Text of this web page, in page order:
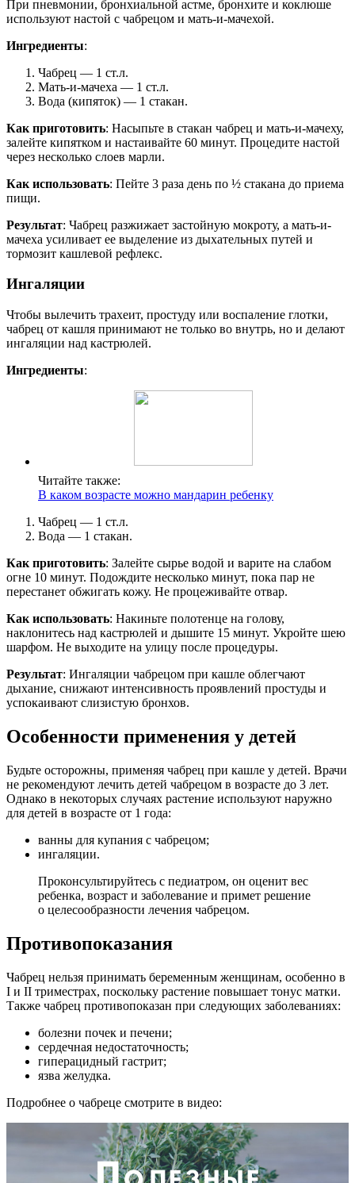
При пневмонии, бронхиальной астме, бронхите и коклюше
используют настой с чабрецом и мать-и-мачехой.
Ингредиенты:
Чабрец — 1 ст.л.
Мать-и-мачеха — 1 ст.л.
Вода (кипяток) — 1 стакан.
Как приготовить: Насыпьте в стакан чабрец и мать-и-мачеху,
залейте кипятком и настаивайте 60 минут. Процедите настой
через несколько слоев марли.
Как использовать: Пейте 3 раза день по ½ стакана до приема
пищи.
Результат: Чабрец разжижает застойную мокроту, а мать-и-
мачеха усиливает ее выделение из дыхательных путей и
тормозит кашлевой рефлекс.
Ингаляции
Чтобы вылечить трахеит, простуду или воспаление глотки,
чабрец от кашля принимают не только во внутрь, но и делают
ингаляции над кастрюлей.
Ингредиенты:
Читайте также:
В каком возрасте можно мандарин ребенку
Чабрец — 1 ст.л.
Вода — 1 стакан.
Как приготовить: Залейте сырье водой и варите на слабом
огне 10 минут. Подождите несколько минут, пока пар не
перестанет обжигать кожу. Не процеживайте отвар.
Как использовать: Накиньте полотенце на голову,
наклонитесь над кастрюлей и дышите 15 минут. Укройте шею
шарфом. Не выходите на улицу после процедуры.
Результат: Ингаляции чабрецом при кашле облегчают
дыхание, снижают интенсивность проявлений простуды и
успокаивают слизистую бронхов.
Особенности применения у детей
Будьте осторожны, применяя чабрец при кашле у детей. Врачи
не рекомендуют лечить детей чабрецом в возрасте до 3 лет.
Однако в некоторых случаях растение используют наружно
для детей в возрасте от 1 года:
ванны для купания с чабрецом;
ингаляции.
Проконсультируйтесь с педиатром, он оценит вес
ребенка, возраст и заболевание и примет решение
о целесообразности лечения чабрецом.
Противопоказания
Чабрец нельзя принимать беременным женщинам, особенно в
I и II триместрах, поскольку растение повышает тонус матки.
Также чабрец противопоказан при следующих заболеваниях:
болезни почек и печени;
сердечная недостаточность;
гиперацидный гастрит;
язва желудка.
Подробнее о чабреце смотрите в видео: